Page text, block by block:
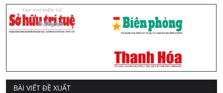
BÀI VIẾT ĐỀ XUẤT